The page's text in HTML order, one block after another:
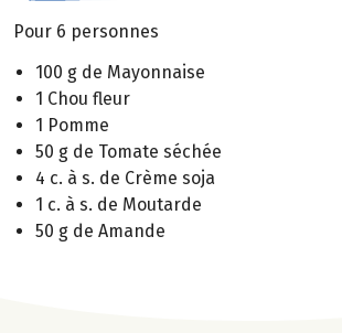
Pour 6 personnes
100 g de Mayonnaise
1 Chou fleur
1 Pomme
50 g de Tomate séchée
4 c. à s. de Crème soja
1 c. à s. de Moutarde
50 g de Amande